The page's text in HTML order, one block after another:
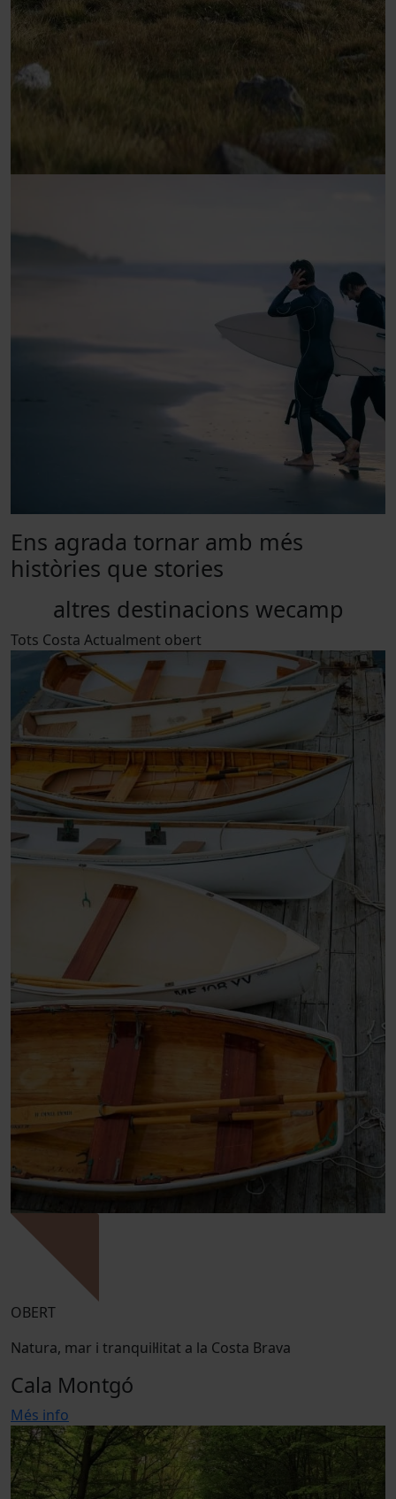
Ens agrada tornar amb més
històries que stories
altres destinacions wecamp
Tots Costa Actualment obert
OBERT
Natura, mar i tranquil·litat a la Costa Brava
Cala Montgó
Més info